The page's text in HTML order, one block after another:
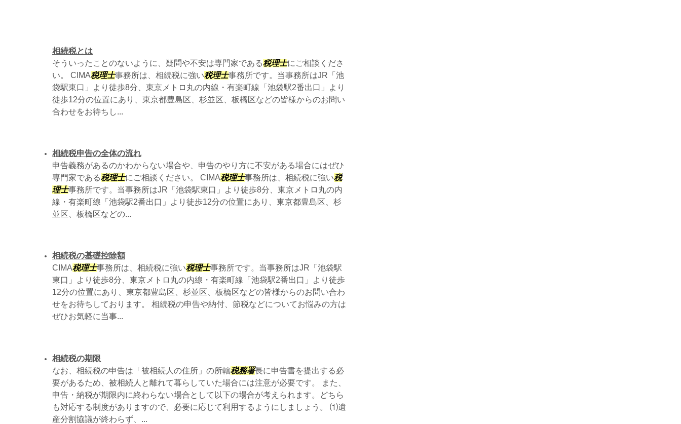
相続税とは
そういったことのないように、疑問や不安は専門家である税理士にご相談くださ
い。 CIMA税理士事務所は、相続税に強い税理士事務所です。当事務所はJR「池
袋駅東口」より徒歩8分、東京メトロ丸の内線・有楽町線「池袋駅2番出口」より
徒歩12分の位置にあり、東京都豊島区、杉並区、板橋区などの皆様からのお問い
合わせをお待ちし...
相続税申告の全体の流れ
申告義務があるのかわからない場合や、申告のやり方に不安がある場合にはぜひ
専門家である税理士にご相談ください。 CIMA税理士事務所は、相続税に強い税
理士事務所です。当事務所はJR「池袋駅東口」より徒歩8分、東京メトロ丸の内
線・有楽町線「池袋駅2番出口」より徒歩12分の位置にあり、東京都豊島区、杉
並区、板橋区などの...
相続税の基礎控除額
CIMA税理士事務所は、相続税に強い税理士事務所です。当事務所はJR「池袋駅
東口」より徒歩8分、東京メトロ丸の内線・有楽町線「池袋駅2番出口」より徒歩
12分の位置にあり、東京都豊島区、杉並区、板橋区などの皆様からのお問い合わ
せをお待ちしております。 相続税の申告や納付、節税などについてお悩みの方は
ぜひお気軽に当事...
相続税の期限
なお、相続税の申告は「被相続人の住所」の所轄税務署長に申告書を提出する必
要があるため、被相続人と離れて暮らしていた場合には注意が必要です。 また、
申告・納税が期限内に終わらない場合として以下の場合が考えられます。どちら
も対応する制度がありますので、必要に応じて利用するようにしましょう。 ⑴遺
産分割協議が終わらず、...